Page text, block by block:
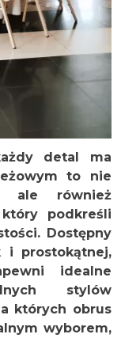
detal ma
to nie
ale również
podkreśli
Dostępny
i prostokątnej,
idealne
stylów
których obrus
wyborem,